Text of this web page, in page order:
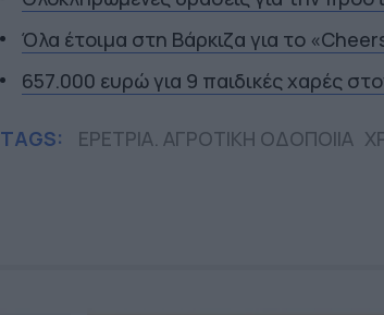
Όλα έτοιμα στη Βάρκιζα για το
657.000 ευρώ για 9 παιδικές χαρές
TAGS: ΕΡΕΤΡΙΑ. ΑΓΡΟΤΙΚΗ ΟΔΟΠΟΙΙΑ